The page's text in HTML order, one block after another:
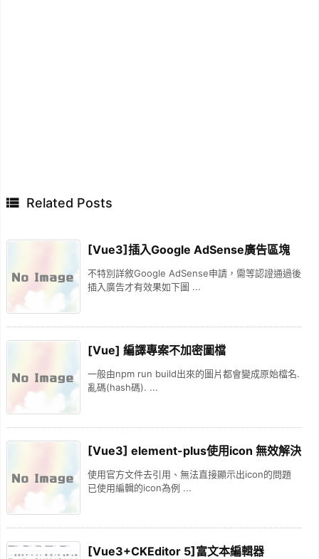
 Related Posts
[Vue3]插入Google AdSense廣告區塊
不特別詳敘Google AdSense申請，需等認證通過後
插入廣告才有效果如下圖 ...
[Vue] 編譯專案不加密圖檔
一般由npm run build出來的圖片都會變成原始檔名.
亂碼(hash碼). ...
[Vue3] element-plus使用icon 無效解決
使用官方文件去引用、無法直接顯示出icon的問題
已使用編輯的icon為例 ...
[Vue3+CKEditor 5]富文本編輯器